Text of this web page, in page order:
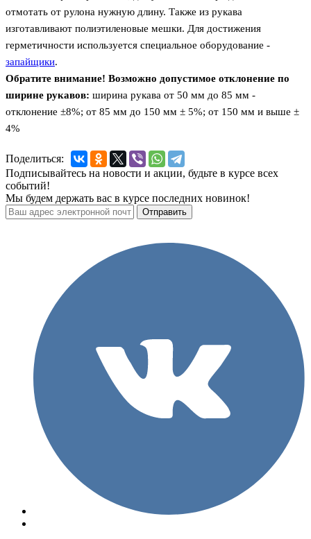
отмотать от рулона нужную длину. Также из рукава
изготавливают полиэтиленовые мешки. Для достижения
герметичности используется специальное оборудование -
запайщики.
Обратите внимание! Возможно допустимое отклонение по
ширине рукавов: ширина рукава от 50 мм до 85 мм -
отклонение ±8%; от 85 мм до 150 мм ± 5%; от 150 мм и выше ±
4%
Поделиться:
Подписывайтесь на новости и акции, будьте в курсе всех
событий!
Мы будем держать вас в курсе последних новинок!